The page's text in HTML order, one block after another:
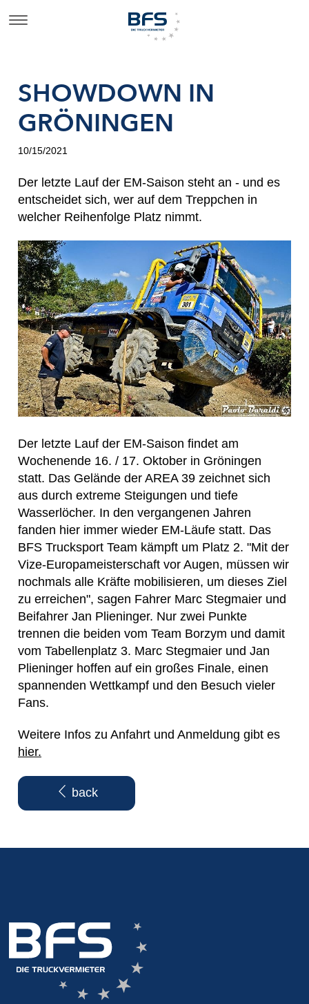
SHOWDOWN IN
GRÖNINGEN
10/15/2021
Der letzte Lauf der EM-Saison steht an - und es
entscheidet sich, wer auf dem Treppchen in
welcher Reihenfolge Platz nimmt.
Der letzte Lauf der EM-Saison findet am
Wochenende 16. / 17. Oktober in Gröningen
statt. Das Gelände der AREA 39 zeichnet sich
aus durch extreme Steigungen und tiefe
Wasserlöcher. In den vergangenen Jahren
fanden hier immer wieder EM-Läufe statt. Das
BFS Trucksport Team kämpft um Platz 2. "Mit der
Vize-Europameisterschaft vor Augen, müssen wir
nochmals alle Kräfte mobilisieren, um dieses Ziel
zu erreichen", sagen Fahrer Marc Stegmaier und
Beifahrer Jan Plieninger. Nur zwei Punkte
trennen die beiden vom Team Borzym und damit
vom Tabellenplatz 3. Marc Stegmaier und Jan
Plieninger hoffen auf ein großes Finale, einen
spannenden Wettkampf und den Besuch vieler
Fans.
Weitere Infos zu Anfahrt und Anmeldung gibt es
hier.
back